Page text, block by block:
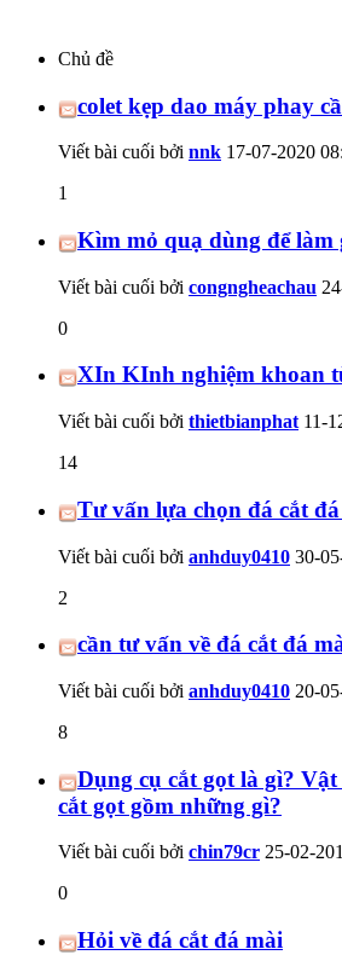
Chủ đề
colet kẹp dao máy phay
Viết bài cuối bởi nnk 17-07-2020
1
Kìm mỏ quạ dùng để làm
Viết bài cuối bởi congngheachau
0
XIn KInh nghiệm khoan
Viết bài cuối bởi thietbianphat 11-
14
Tư vấn lựa chọn đá cắt
Viết bài cuối bởi anhduy0410 30-
2
cần tư vấn về đá cắt đá
Viết bài cuối bởi anhduy0410 20-
8
Dụng cụ cắt gọt là gì?
cắt gọt gồm những gì?
Viết bài cuối bởi chin79cr 25-02-
0
Hỏi về đá cắt đá mài